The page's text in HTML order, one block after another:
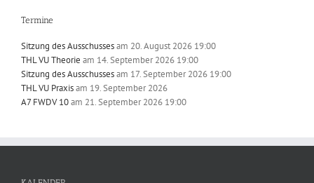
Termine
Sitzung des Ausschussesam 20. August 2026 19:00
THL VU Theorie am 14. September 2026 19:00
Sitzung des Ausschussesam 17. September 2026 19:00
THL VU Praxisam 19. September 2026
A7 FWDV 10am 21. September 2026 19:00